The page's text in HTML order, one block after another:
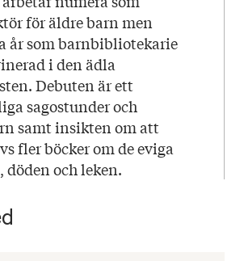
för äldre barn men
år som barnbibliotekarie
i den ädla
Debuten är ett
sagostunder och
samt insikten om att
fler böcker om de eviga
och leken.